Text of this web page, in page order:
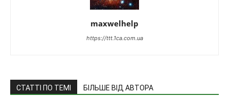
maxwelhelp
https://ttt.1ca.com.ua
СТАТТІ ПО ТЕМІ БІЛЬШЕ ВІД АВТОРА